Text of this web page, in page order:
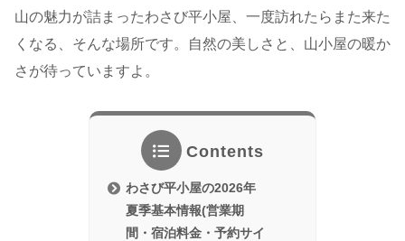
山の魅力が詰まったわさび平小屋、一度訪れたらまた来た
くなる、そんな場所です。自然の美しさと、山小屋の暖か
さが待っていますよ。
Contents
わさび平小屋の2026年
夏季基本情報(営業期
間・宿泊料金・予約サイ